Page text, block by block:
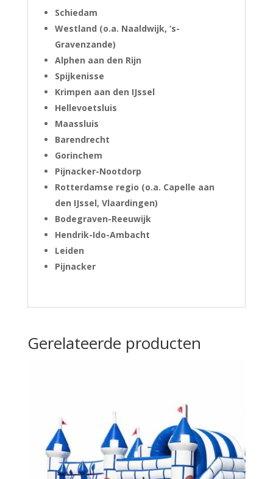
Schiedam
Westland (o.a. Naaldwijk, ‘s-
Gravenzande)
Alphen aan den Rijn
Spijkenisse
Krimpen aan den IJssel
Hellevoetsluis
Maassluis
Barendrecht
Gorinchem
Pijnacker-Nootdorp
Rotterdamse regio (o.a. Capelle aan
den IJssel, Vlaardingen)
Bodegraven-Reeuwijk
Hendrik-Ido-Ambacht
Leiden
Pijnacker
Gerelateerde producten